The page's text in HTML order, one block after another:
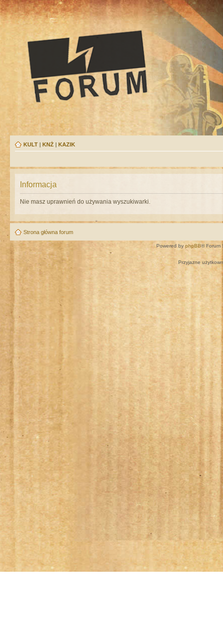
KULT | KNŻ | KAZIK
Informacja
Nie masz uprawnień do używania wyszukiwarki.
Strona główna forum
Powered by phpBB® Forum
Przyjazne